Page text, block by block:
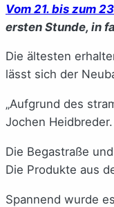
Vom 21. bis zum
ersten Stunde, in
Die ältesten
lässt sich der
„Aufgrund des
Jochen
Die Begastraße
Die Produkte aus
Spannend wurde